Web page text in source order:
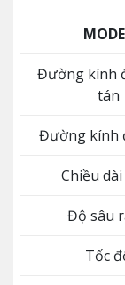
Đường kính
tán
Đường kính
Chiều
Độ sâu
Tốc